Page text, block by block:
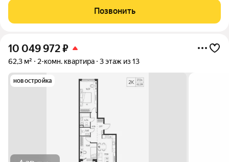
корпуса высотой от 9 до 13 этажей. Фасады домов воплощают
образ древесной коры.
Позвонить
10 049 972₽
62,3 м² 2-комн. квартира 3 этаж из 13
новостройка